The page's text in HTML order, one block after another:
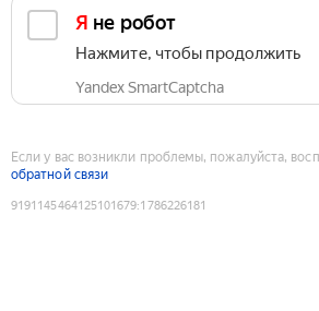
Я не робот
Нажмите, чтобы продолжить
Yandex SmartCaptcha
Если у вас возникли проблемы, пожалуйста,
обратной связи
9191145464125101679:1786226181